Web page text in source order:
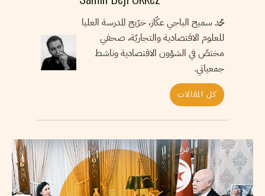
محمد سميح الباجي عكّاز، خرّيج المدرسة العليا
للعلوم الاقتصادية والتجاريّة، صحفي
مختصّ في الشؤون الاقتصادية وناشط
جمعياتي.
كل المقالات